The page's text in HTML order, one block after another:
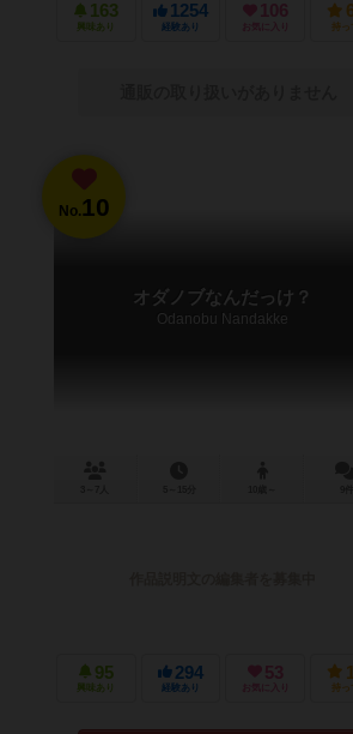
163
興味あり
1254
経験あり
106
お気に入り 持
No. 10
オダノブなんだっけ？
Odanobu Nandakke
95
興味あり
294
経験あり
53
お気に入り 持